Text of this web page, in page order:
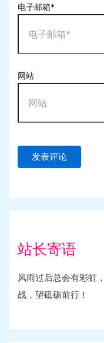
电子邮箱*
网站
站长寄语
风雨过后总会有彩虹
战，望砥砺前行！